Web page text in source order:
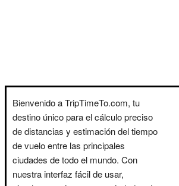
Bienvenido a TripTimeTo.com, tu
destino único para el cálculo preciso
de distancias y estimación del tiempo
de vuelo entre las principales
ciudades de todo el mundo. Con
nuestra interfaz fácil de usar,